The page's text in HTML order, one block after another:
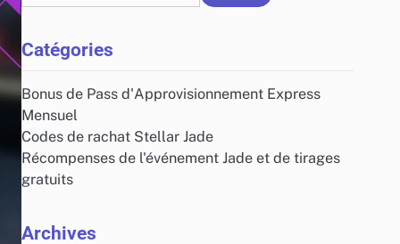
for:
Catégories
Bonus de Pass d'Approvisionnement Express
Mensuel
Codes de rachat Stellar Jade
Récompenses de l'événement Jade et de tirages
gratuits
Archives